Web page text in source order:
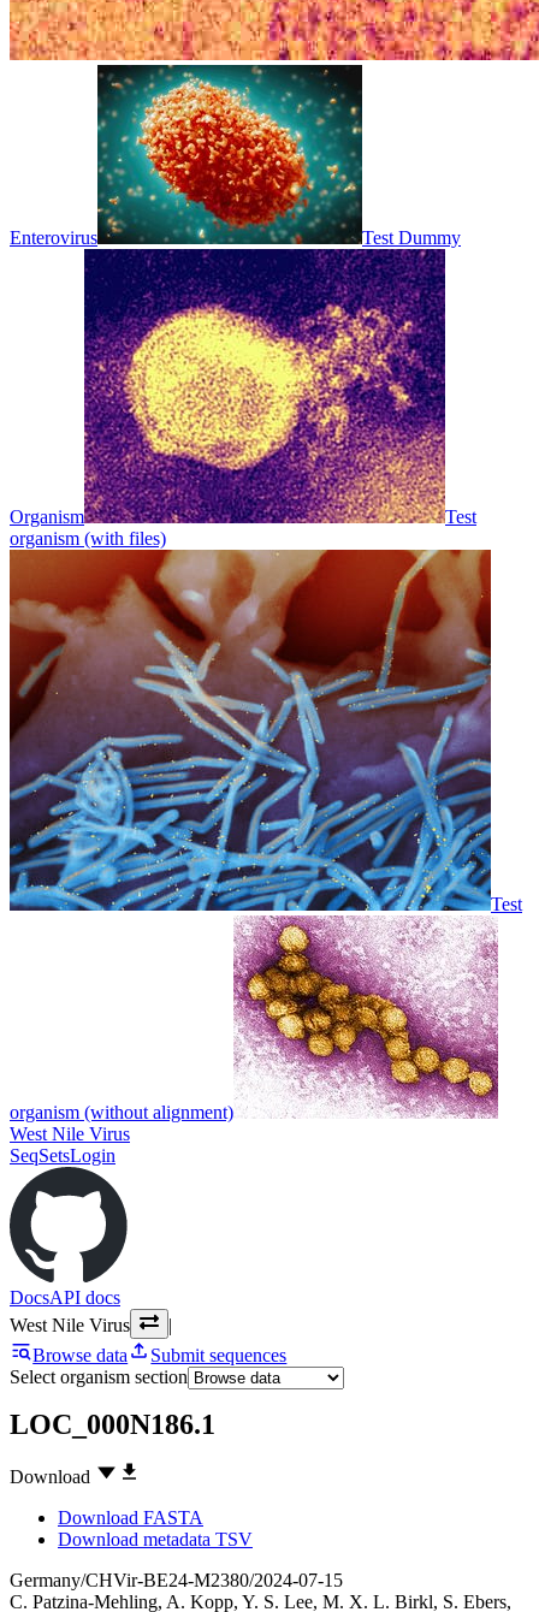
Enterovirus Test Dummy
Organism
Test
organism (with files)
Test
organism (without alignment)
West Nile Virus
SeqSetsLogin
DocsAPI docs
West Nile Virus
|
Browse data
Submit sequences
Select organism section
LOC_000N186.1
Download
Download FASTA
Download metadata TSV
Germany/CHVir-BE24-M2380/2024-07-15
C. Patzina-Mehling, A. Kopp, Y. S. Lee, M. X. L. Birkl, S. Ebers,